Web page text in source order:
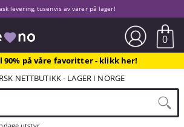
levering, tusenvis av varer på lager!
0
90% på våre favoritter - klikk her!
NETTBUTIKK - LAGER I NORGE